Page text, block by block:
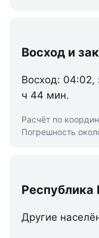
Восход и
Восход: 04:02,
ч 44 мин.
Расчёт по
Погрешность
Другие